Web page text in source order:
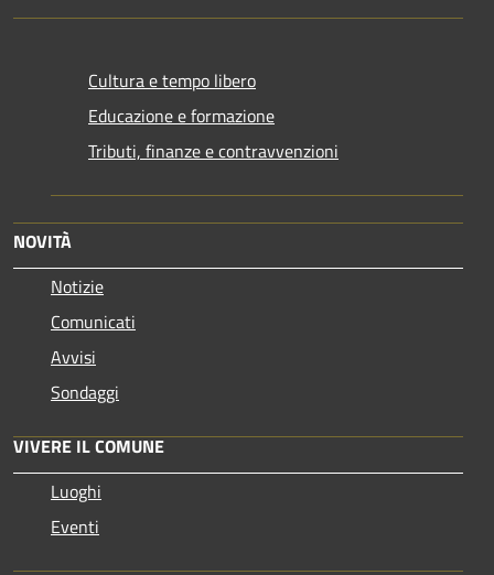
Cultura e tempo libero
Educazione e formazione
Tributi, finanze e contravvenzioni
NOVITÀ
Notizie
Comunicati
Avvisi
Sondaggi
VIVERE IL COMUNE
Luoghi
Eventi